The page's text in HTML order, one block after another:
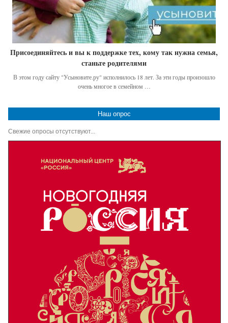
Присоединяйтесь и вы к поддержке тех, кому так нужна семья,
станьте родителями
В этом году сайту "Усыновите.ру" исполнилось 18 лет. За эти годы произошло
очень многое в семейном …
Наш опрос
Свежие опросы отсутствуют...